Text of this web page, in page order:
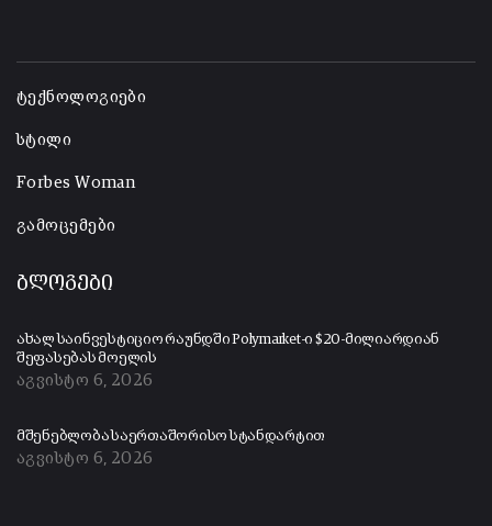
ტექნოლოგიები
სტილი
Forbes Woman
გამოცემები
ბლოგები
ახალ საინვესტიციო რაუნდში Polymarket-ი $20-მილიარდიან
შეფასებას მოელის
აგვისტო 6, 2026
მშენებლობა საერთაშორისო სტანდარტით
აგვისტო 6, 2026